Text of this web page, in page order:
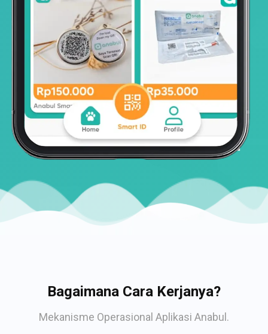
Bagaimana Cara Kerjanya?
Mekanisme Operasional Aplikasi Anabul.